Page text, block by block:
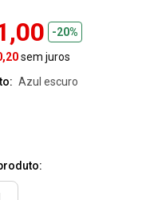
-20%
sem juros
azul escuro